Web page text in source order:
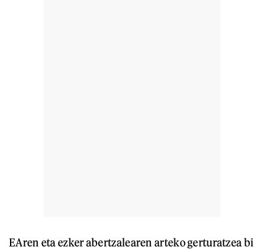
EAren eta ezker abertzalearen arteko gerturatzea bi